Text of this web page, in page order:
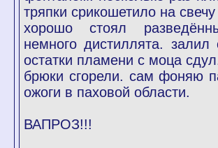
тряпки срикошетило на
хорошо стоял
немного дистиллята.
остатки пламени с моца
брюки сгорели. сам фоняю
ожоги в паховой области.
ВАПРОЗ!!!